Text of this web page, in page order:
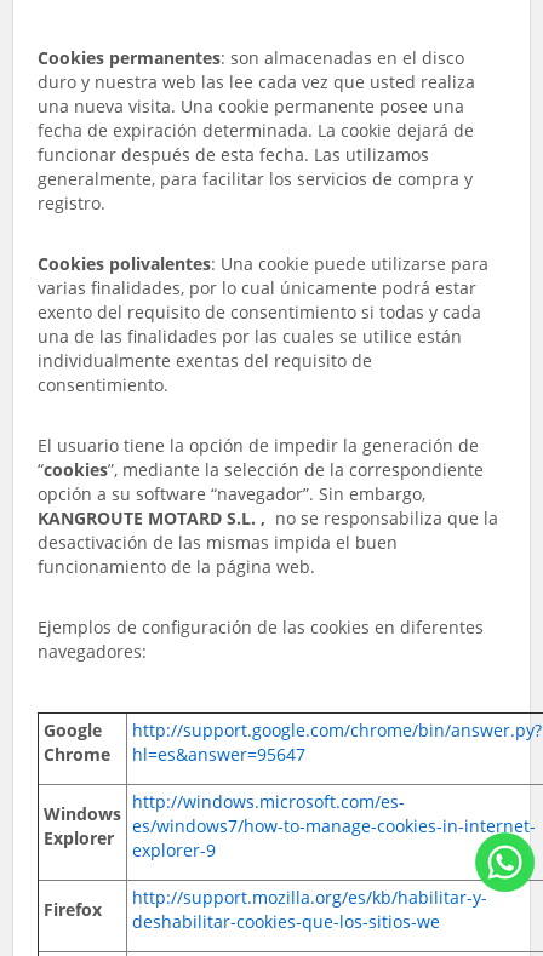
Cookies permanentes: son almacenadas en el disco
duro y nuestra web las lee cada vez que usted realiza
una nueva visita. Una cookie permanente posee una
fecha de expiración determinada. La cookie dejará de
funcionar después de esta fecha. Las utilizamos
generalmente, para facilitar los servicios de compra y
registro.
Cookies polivalentes: Una cookie puede utilizarse para
varias finalidades, por lo cual únicamente podrá estar
exento del requisito de consentimiento si todas y cada
una de las finalidades por las cuales se utilice están
individualmente exentas del requisito de
consentimiento.
El usuario tiene la opción de impedir la generación de
“cookies”, mediante la selección de la correspondiente
opción a su software “navegador”. Sin embargo,
KANGROUTE MOTARD S.L. , no se responsabiliza que la
desactivación de las mismas impida el buen
funcionamiento de la página web.
Ejemplos de configuración de las cookies en diferentes
navegadores:
Google
Chrome
http://support.google.com/chrome/bin/answer.py?
hl=es&answer=95647
Windows
Explorer
http://windows.microsoft.com/es-
es/windows7/how-to-manage-cookies-in-internet-
explorer-9
Firefox
http://support.mozilla.org/es/kb/habilitar-y-
deshabilitar-cookies-que-los-sitios-we